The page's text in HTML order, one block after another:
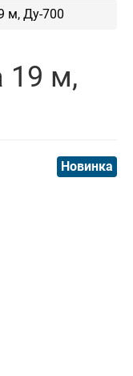
м, Ду-700
19 м,
Новинка